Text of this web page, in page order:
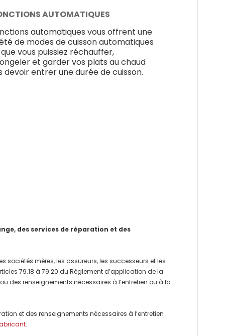
AUTOMATIQUES
automatiques vous offrent une
de modes de cuisson automatiques
vous puissiez réchauffer,
et garder vos plats au chaud
devoir entrer une durée de cuisson.
des services de réparation et des
sociétés mères, les assureurs, les successeurs et les
79.18 à 79.20 du Règlement d’application de la
des renseignements nécessaires à l’entretien ou à la
et des renseignements nécessaires à l’entretien
.